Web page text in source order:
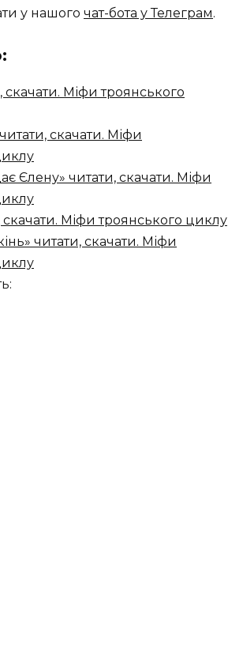
у нашого чат-бота у Телеграм.
скачати. Міфи троянського
скачати. Міфи
Єлену» читати, скачати. Міфи
скачати. Міфи троянського циклу
читати, скачати. Міфи